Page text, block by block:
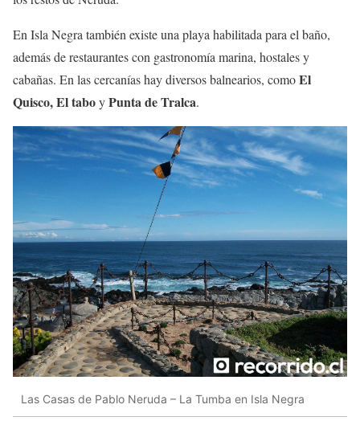
En Isla Negra también existe una playa habilitada para el baño,
además de restaurantes con gastronomía marina, hostales y
cabañas. En las cercanías hay diversos balnearios, comoEl
Quisco, El taboyPunta de Tralca.
Las Casas de Pablo Neruda – La Tumba en Isla Negra